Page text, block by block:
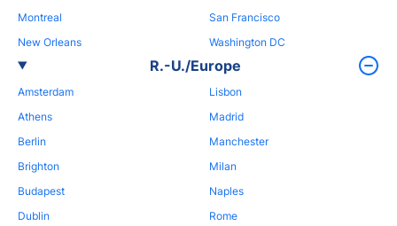
Montreal
New Orleans
San Francisco
Washington DC
R.-U./Europe
Amsterdam
Athens
Berlin
Brighton
Budapest
Dublin
Lisbon
Madrid
Manchester
Milan
Naples
Rome